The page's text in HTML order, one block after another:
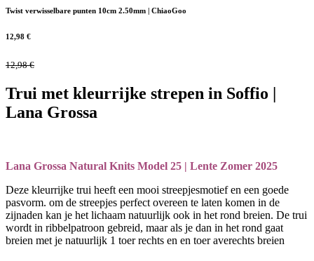
Twist verwisselbare punten 10cm 2.50mm | ChiaoGoo
12,98 €
12,98€
Trui met kleurrijke strepen in Soffio |
Lana Grossa
Lana Grossa Natural Knits Model 25 | Lente Zomer 2025
Deze kleurrijke trui heeft een mooi streepjesmotief en een goede
pasvorm. om de streepjes perfect overeen te laten komen in de
zijnaden kan je het lichaam natuurlijk ook in het rond breien. De trui
wordt in ribbelpatroon gebreid, maar als je dan in het rond gaat
breien met je natuurlijk 1 toer rechts en en toer averechts breien